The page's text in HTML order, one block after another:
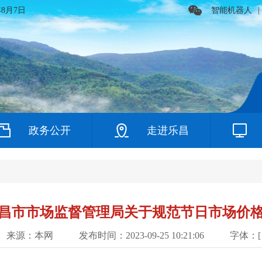
8月7日 智能机器人 |
政务公开 走进乐昌
市市场监督管理局关于规范节日市场价
来源：本网 发布时间：2023-09-25 10:21:06 字体：[